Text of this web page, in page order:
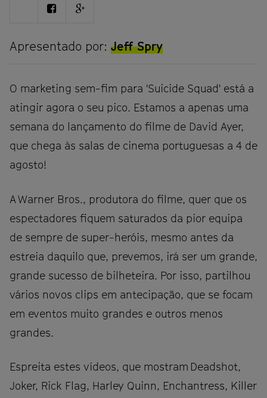
ShareShare Share
plus
Apresentado por: Jeff Spry
O marketing sem-fim para 'Suicide Squad' está a
atingir agora o seu pico. Estamos a apenas uma
semana do lançamento do filme de David Ayer,
que chega às salas de cinema portuguesas a 4 de
agosto!
A Warner Bros., produtora do filme, quer que os
espectadores fiquem saturados da pior equipa
de sempre de super-heróis, mesmo antes da
estreia daquilo que, prevemos, irá ser um grande,
grande sucesso de bilheteira. Por isso, partilhou
vários novos clips em antecipação, que se focam
em eventos muito grandes e outros menos
grandes.
Espreita estes vídeos, que mostram Deadshot,
Joker, Rick Flag, Harley Quinn, Enchantress, Killer